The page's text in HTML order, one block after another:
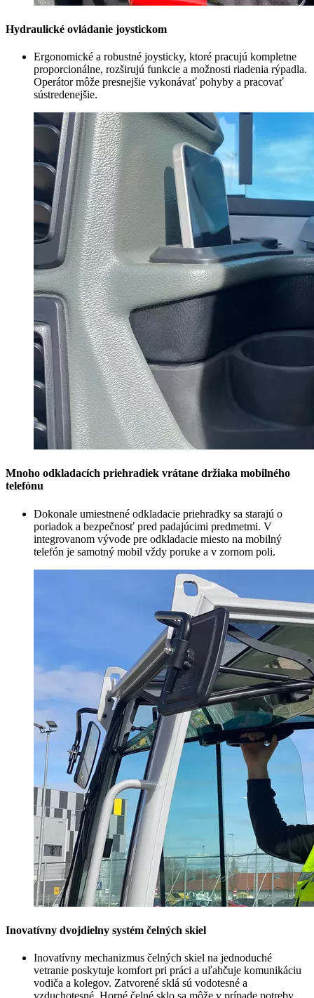
Hydraulické ovládanie joystickom
Ergonomické a robustné joysticky, ktoré pracujú kompletne
proporcionálne, rozširujú funkcie a možnosti riadenia rýpadla.
Operátor môže presnejšie vykonávať pohyby a pracovať
sústredenejšie.
Mnoho odkladacích priehradiek vrátane držiaka mobilného
telefónu
Dokonale umiestnené odkladacie priehradky sa starajú o
poriadok a bezpečnosť pred padajúcimi predmetmi. V
integrovanom vývode pre odkladacie miesto na mobilný
telefón je samotný mobil vždy poruke a v zornom poli.
Inovatívny dvojdielny systém čelných skiel
Inovatívny mechanizmus čelných skiel na jednoduché
vetranie poskytuje komfort pri práci a uľahčuje komunikáciu
vodiča a kolegov. Zatvorené sklá sú vodotesné a